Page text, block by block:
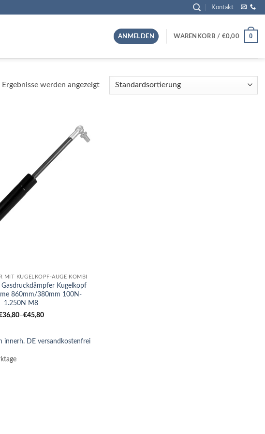
Kontakt
ANMELDEN WARENKORB / €0,00 0
werden angezeigt
MIT KUGELKOPF-AUGE KOMBI
Kugelkopf
860mm/380mm 100N-
1.250N M8
36,80–€45,80
innerh. DE versandkostenfrei